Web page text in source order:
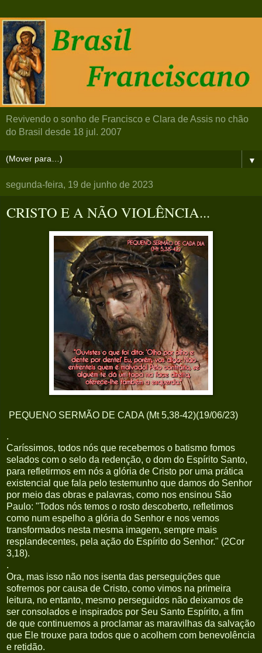
Revivendo o sonho de Francisco e Clara de Assis no chão
do Brasil desde 18 jul. 2007
▼
segunda-feira, 19 de junho de 2023
CRISTO E A NÃO VIOLÊNCIA...
PEQUENO SERMÃO DE CADA (Mt 5,38-42)(19/06/23)
.
Caríssimos, todos nós que recebemos o batismo fomos
selados com o selo da redenção, o dom do Espírito Santo,
para refletirmos em nós a glória de Cristo por uma prática
existencial que fala pelo testemunho que damos do Senhor
por meio das obras e palavras, como nos ensinou São
Paulo: "Todos nós temos o rosto descoberto, refletimos
como num espelho a glória do Senhor e nos vemos
transformados nesta mesma imagem, sempre mais
resplandecentes, pela ação do Espírito do Senhor." (2Cor
3,18).
.
Ora, mas isso não nos isenta das perseguições que
sofremos por causa de Cristo, como vimos na primeira
leitura, no entanto, mesmo perseguidos não deixamos de
ser consolados e inspirados por Seu Santo Espírito, a fim
de que continuemos a proclamar as maravilhas da salvação
que Ele trouxe para todos que o acolhem com benevolência
e retidão.